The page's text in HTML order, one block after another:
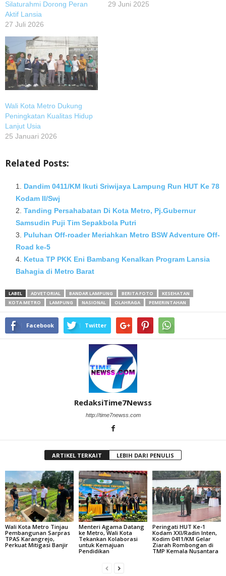
Silaturahmi Dorong Peran
Aktif Lansia
27 Juli 2026
29 Juni 2025
Wali Kota Metro Dukung
Peningkatan Kualitas Hidup
Lanjut Usia
25 Januari 2026
Related Posts:
Dandim 0411/KM Ikuti Sriwijaya Lampung Run HUT Ke 78
Kodam II/Swj
Tanding Persahabatan Di Kota Metro, Pj.Gubernur
Samsudin Puji Tim Sepakbola Putri
Puluhan Off-roader Meriahkan Metro BSW Adventure Off-
Road ke-5
Ketua TP PKK Eni Bambang Kenalkan Program Lansia
Bahagia di Metro Barat
LABEL ADVETORIAL BANDAR LAMPUNG BERITA FOTO
KESEHATAN
KOTA METRO
LAMPUNG NASIONAL OLAHRAGA PEMERINTAHAN
Facebook Twitter
RedaksiTime7Newss
http://time7newss.com
ARTIKEL TERKAIT LEBIH DARI PENULIS
Wali Kota Metro Tinjau
Pembangunan Sarpras
TPAS Karangrejo,
Perkuat Mitigasi Banjir
Menteri Agama Datang
ke Metro, Wali Kota
Tekankan Kolaborasi
untuk Kemajuan
Pendidikan
Peringati HUT Ke-1
Kodam XXI/Radin Inten,
Kodim 0411/KM Gelar
Ziarah Rombongan di
TMP Kemala Nusantara